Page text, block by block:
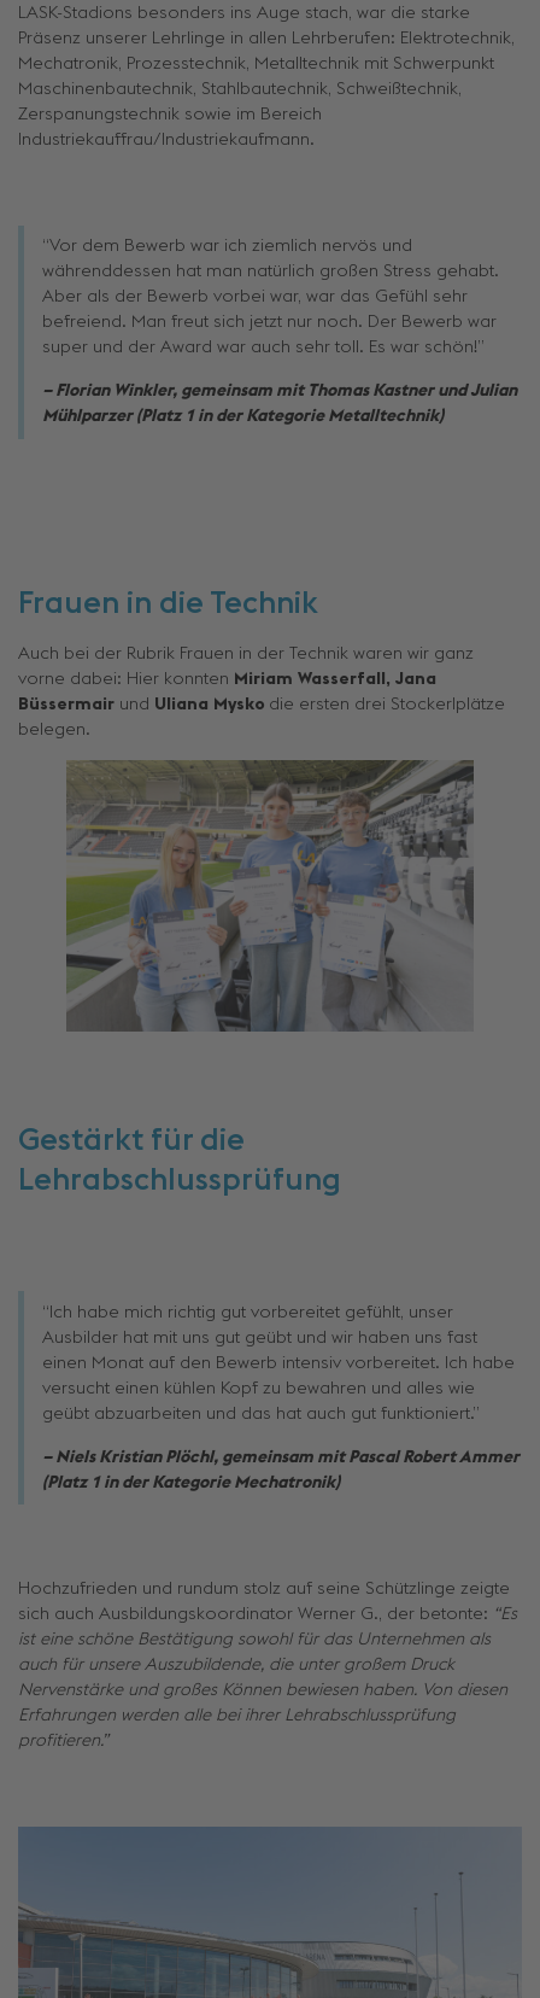
LASK-Stadions besonders ins Auge stach, war die starke
Präsenz unserer Lehrlinge in allen Lehrberufen: Elektrotechnik,
Mechatronik, Prozesstechnik, Metalltechnik mit Schwerpunkt
Maschinenbautechnik, Stahlbautechnik, Schweißtechnik,
Zerspanungstechnik sowie im Bereich
Industriekauffrau/Industriekaufmann.
“Vor dem Bewerb war ich ziemlich nervös und
währenddessen hat man natürlich großen Stress gehabt.
Aber als der Bewerb vorbei war, war das Gefühl sehr
befreiend. Man freut sich jetzt nur noch. Der Bewerb war
super und der Award war auch sehr toll. Es war schön!”
– Florian Winkler, gemeinsam mit Thomas Kastner und Julian
Mühlparzer (Platz 1 in der Kategorie Metalltechnik)
Frauen in die Technik
Auch bei der Rubrik Frauen in der Technik waren wir ganz
vorne dabei: Hier konnten Miriam Wasserfall, Jana
Büssermair und Uliana Mysko die ersten drei Stockerlplätze
belegen.
Gestärkt für die
Lehrabschlussprüfung
“Ich habe mich richtig gut vorbereitet gefühlt, unser
Ausbilder hat mit uns gut geübt und wir haben uns fast
einen Monat auf den Bewerb intensiv vorbereitet. Ich habe
versucht einen kühlen Kopf zu bewahren und alles wie
geübt abzuarbeiten und das hat auch gut funktioniert.”
– Niels Kristian Plöchl, gemeinsam mit Pascal Robert Ammer
(Platz 1 in der Kategorie Mechatronik)
Hochzufrieden und rundum stolz auf seine Schützlinge zeigte
sich auch Ausbildungskoordinator Werner G., der betonte: “Es
ist eine schöne Bestätigung sowohl für das Unternehmen als
auch für unsere Auszubildende, die unter großem Druck
Nervenstärke und großes Können bewiesen haben. Von diesen
Erfahrungen werden alle bei ihrer Lehrabschlussprüfung
profitieren.”